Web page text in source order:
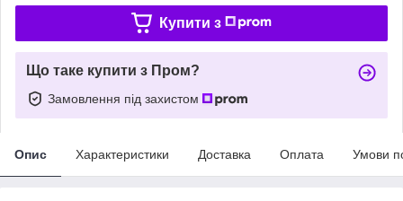
Купити з
Що таке купити з Пром?
Замовлення під захистом
Опис Характеристики Доставка Оплата Умови